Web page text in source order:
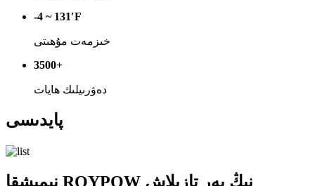
-4 ~ 131′F
خىزمەت مۇھىتى
3500+
دەۋرىيلىك ھايات
پايدىسى
نېمىشقا ROYPOW نىڭ يەر تازىلاش